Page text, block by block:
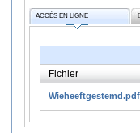
ACCÈS EN LIGNE
Fichier
Wieheeftgestemd.pdf